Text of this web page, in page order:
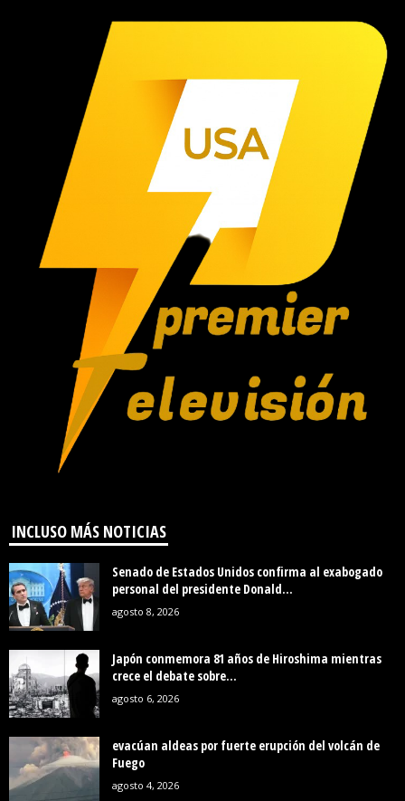
INCLUSO MÁS NOTICIAS
Senado de Estados Unidos confirma al exabogado
personal del presidente Donald...
agosto 8, 2026
Japón conmemora 81 años de Hiroshima mientras
crece el debate sobre...
agosto 6, 2026
evacúan aldeas por fuerte erupción del volcán de
Fuego
agosto 4, 2026